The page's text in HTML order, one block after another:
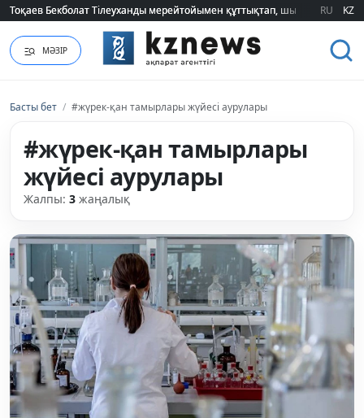
Тоқаев Бекболат Тілеуханды мерейтойымен құттықтап, шығармашылық
Тоқаев Бекболат Тілеуханды мерейтойымен құттықтап, шығармашылық
RU KZ
МӘЗІР
Басты бет / #жүрек-қан тамырлары жүйесі аурулары
#жүрек-қан тамырлары
жүйесі аурулары
Жалпы: 3 жаңалық